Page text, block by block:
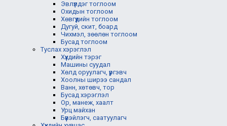
Эвлүүлдэг тоглоом
Охидын тоглоом
Хөвгүүдийн тоглоом
Дугуй, скит, боард
Чихмэл, зөөлөн тоглоом
Бусад тоглоом
Туслах хэрэглэл
Хүүхдийн тэрэг
Машины суудал
Хөлд оруулагч, үүргэвч
Хоолны ширээ сандал
Ванн, хөтөвч, тор
Бусад хэрэглэл
Ор, манеж, хаалт
Урц майхан
Бүүвэйлэгч, саатуулагч